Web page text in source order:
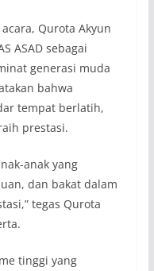
Qurota Akyun
ASAD sebagai
generasi muda
bahwa
tempat berlatih,
prestasi.
anak yang
dan bakat dalam
tegas Qurota
tinggi yang